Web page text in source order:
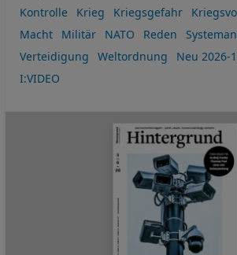
Kontrolle
Krieg Kriegsgefahr
Macht
Militär NATO Reden
Verteidigung
Weltordnung Neu 2026-
I:VIDEO